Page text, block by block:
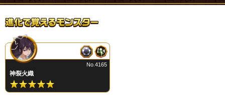
神裂火織
No.4165